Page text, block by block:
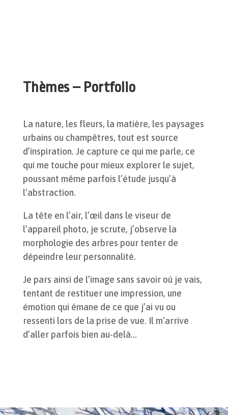
Thèmes – Portfolio
La nature, les fleurs, la matière, les paysages
urbains ou champêtres, tout est source
d’inspiration. Je capture ce qui me parle, ce
qui me touche pour mieux explorer le sujet,
poussant même parfois l’étude jusqu’à
l’abstraction.
La tête en l’air, l’œil dans le viseur de
l’appareil photo, je scrute, j’observe la
morphologie des arbres pour tenter de
dépeindre leur personnalité.
Je pars ainsi de l’image sans savoir où je vais,
tentant de restituer une impression, une
émotion qui émane de ce que j’ai vu ou
ressenti lors de la prise de vue. Il m’arrive
d’aller parfois bien au-delà…